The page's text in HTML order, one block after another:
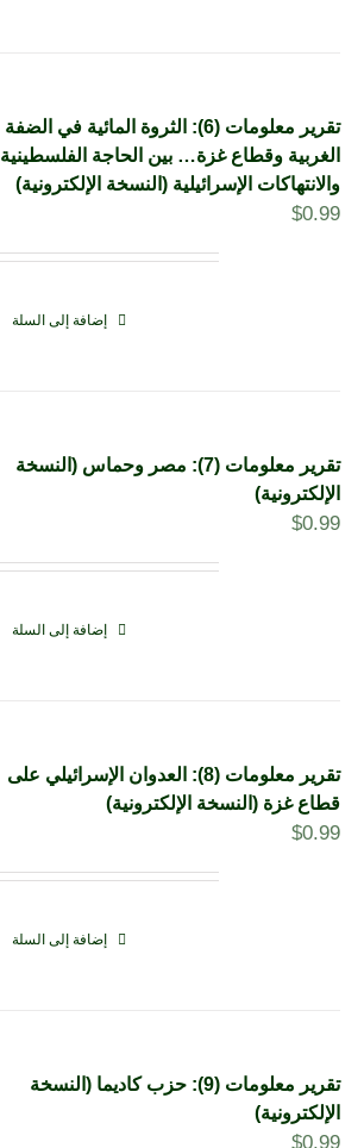
تقرير معلومات (6): الثروة المائية في الضفة
الغربية وقطاع غزة… بين الحاجة الفلسطينية
والانتهاكات الإسرائيلية (النسخة الإلكترونية)
$0.99
إضافة إلى السلة
تقرير معلومات (7): مصر وحماس (النسخة
الإلكترونية)
$0.99
إضافة إلى السلة
تقرير معلومات (8): العدوان الإسرائيلي على
قطاع غزة (النسخة الإلكترونية)
$0.99
إضافة إلى السلة
تقرير معلومات (9): حزب كاديما (النسخة
الإلكترونية)
$0.99